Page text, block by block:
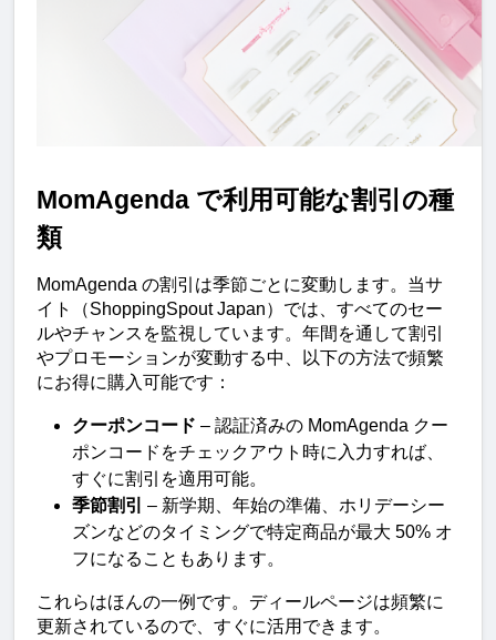
MomAgenda で利用可能な割引の種
類
MomAgenda の割引は季節ごとに変動します。当サ
イト（ShoppingSpout Japan）では、すべてのセー
ルやチャンスを監視しています。年間を通して割引
やプロモーションが変動する中、以下の方法で頻繁
にお得に購入可能です：
クーポンコード – 認証済みの MomAgenda クー
ポンコードをチェックアウト時に入力すれば、
すぐに割引を適用可能。
季節割引
– 新学期、年始の準備、ホリデーシー
ズンなどのタイミングで特定商品が最大 50% オ
フになることもあります。
これらはほんの一例です。ディールページは頻繁に
更新されているので、すぐに活用できます。